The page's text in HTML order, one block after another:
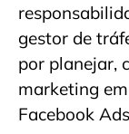
gestor de
por planejar,
marketing
Facebook